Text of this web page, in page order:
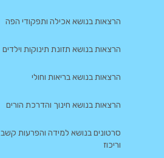
הרצאות בנושא אכילה ותפקודי הפה
הרצאות בנושא תזונת תינוקות וילדים
הרצאות בנושא בריאות וחולי
הרצאות בנושא חינוך והדרכת הורים
סרטונים בנושא למידה והפרעות קשב
וריכוז